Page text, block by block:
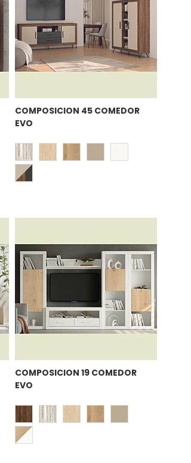
COMPOSICION 45 COMEDOR
EVO
COMPOSICION 19 COMEDOR
EVO